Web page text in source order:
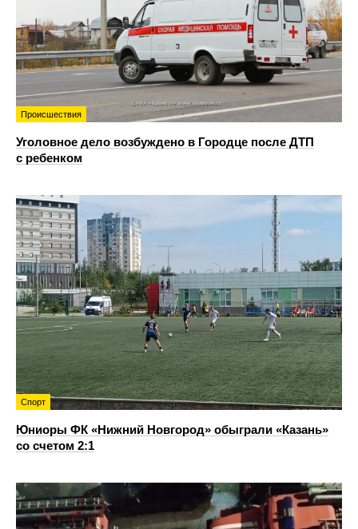
Происшествия
Уголовное дело возбуждено в Городце после ДТП
с ребенком
Спорт
Юниоры ФК «Нижний Новгород» обыграли «Казань»
со счетом 2:1